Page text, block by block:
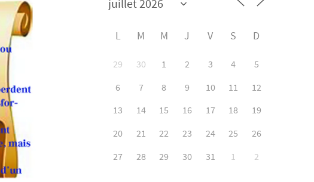
L M M J V S D
29 30 1 2 3 4
5
6
7 8 9 10 11
12
13
14 15 16 17 18
19
20
21 22 23 24 25
26
27
28 29 30 31 1 2